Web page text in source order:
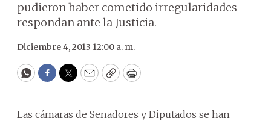
pudieron haber cometido irregularidades
respondan ante la Justicia.
Diciembre 4, 2013 12:00 a. m.
WhatsApp
Facebook
Twitter
EmailCopyPrint
Las cámaras de Senadores y Diputados se han